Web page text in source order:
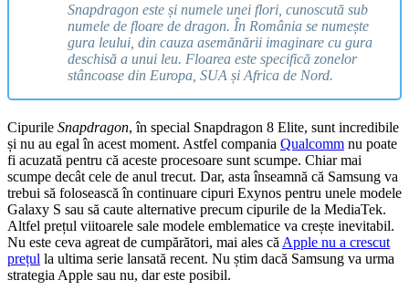
Snapdragon este și numele unei flori, cunoscută sub
numele de floare de dragon. În România se numește
gura leului, din cauza asemănării imaginare cu gura
deschisă a unui leu. Floarea este specifică zonelor
stâncoase din Europa, SUA și Africa de Nord.
Cipurile Snapdragon, în special Snapdragon 8 Elite, sunt incredibile
și nu au egal în acest moment. Astfel compania Qualcomm nu poate
fi acuzată pentru că aceste procesoare sunt scumpe. Chiar mai
scumpe decât cele de anul trecut. Dar, asta înseamnă că Samsung va
trebui să folosească în continuare cipuri Exynos pentru unele modele
Galaxy S sau să caute alternative precum cipurile de la MediaTek.
Altfel prețul viitoarele sale modele emblematice va crește inevitabil.
Nu este ceva agreat de cumpărători, mai ales că Apple nu a crescut
prețul la ultima serie lansată recent. Nu știm dacă Samsung va urma
strategia Apple sau nu, dar este posibil.